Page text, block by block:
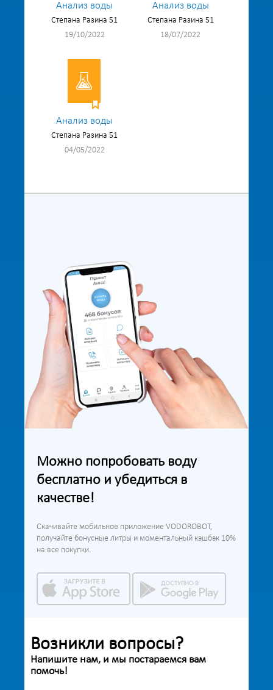
Анализ воды
Степана Разина 51
19/10/2022
Анализ воды
Степана Разина 51
18/07/2022
Анализ воды
Степана Разина 51
04/05/2022
Можно попробовать воду
бесплатно и убедиться в
качестве!
Скачивайте мобильное приложение VODOROBOT,
получайте бонусные литры и моментальный кэшбэк 10%
на все покупки.
Возникли вопросы?
Напишите нам, и мы постараемся вам
помочь!